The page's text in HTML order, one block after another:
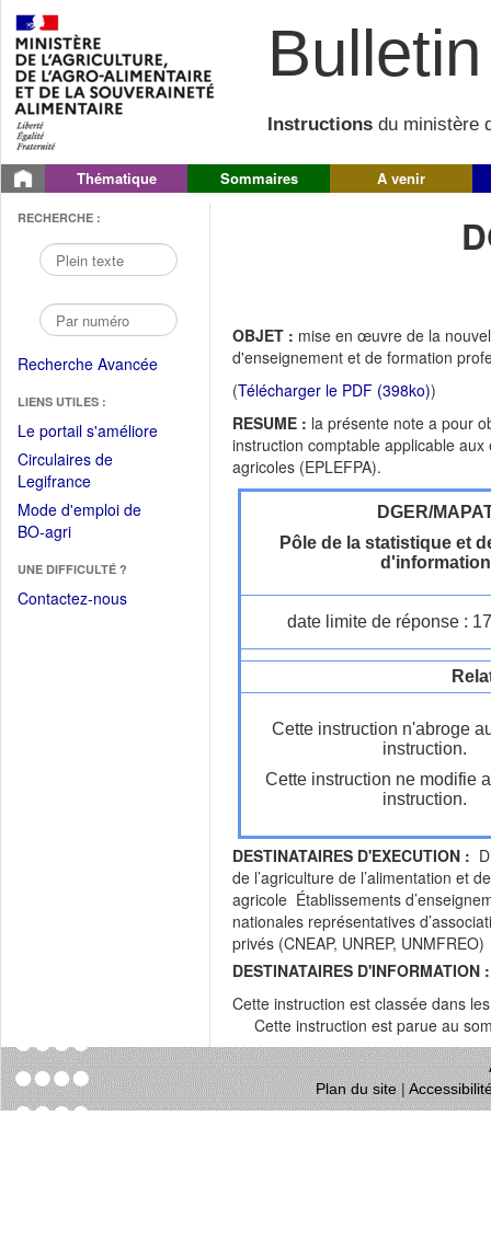
Instructions du ministère
Thématique Sommaires A venir
RECHERCHE :
Recherche Avancée
LIENS UTILES :
Le portail s'améliore(Fichier
Circulaires de
Legifrance(Ouvrir
dans
une
fenêtre)
Mode d'emploi de
BO-agri(Ouvrir
une
nouvelle
UNE DIFFICULTÉ ?
Contactez-nous
OBJET : mise en œuvre de la
d'enseignement et de formation
(Télécharger le PDF (398ko))
RESUME : la présente note a pour
instruction comptable applicable
agricoles (EPLEFPA).
DGER/
Pôle de la statistique et
d'information
date limite de réponse :
Cette instruction n'abroge
instruction.
Cette instruction ne modifie
instruction.
DESTINATAIRES D'EXECUTION :
de l’agriculture de l’alimentation et
agricole Établissements
nationales représentatives
privés (CNEAP, UNREP, UNMFREO)
DESTINATAIRES D'INFORMATION :
Cette instruction est classée dans
Cette instruction est parue au
Plan du site|